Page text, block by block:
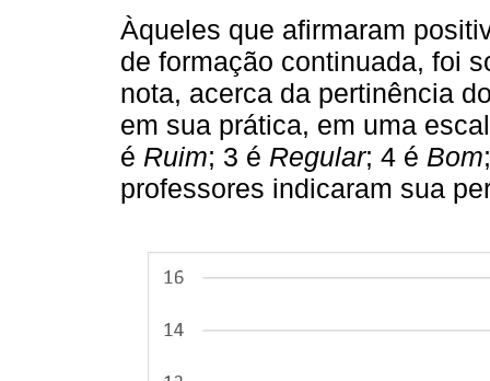
Àqueles que afirmaram
de formação continuada, foi
nota, acerca da pertinência
em sua prática, em uma
é Ruim; 3 é Regular; 4 é Bom
professores indicaram sua